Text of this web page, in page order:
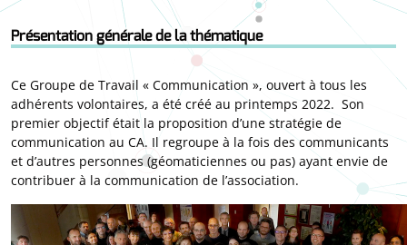
Présentation générale de la thématique
Ce Groupe de Travail « Communication », ouvert à tous les
adhérents volontaires, a été créé au printemps 2022. Son
premier objectif était la proposition d’une stratégie de
communication au CA. Il regroupe à la fois des communicants
et d’autres personnes (géomaticiennes ou pas) ayant envie de
contribuer à la communication de l’association.